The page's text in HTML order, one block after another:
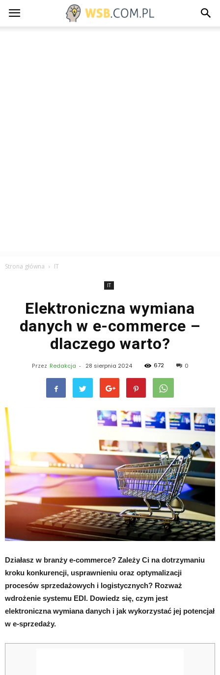
Strona główna IT
IT
Elektroniczna wymiana
danych w e-commerce –
dlaczego warto?
Przez Redakcja - 28 sierpnia 2024 672 0
Działasz w branży e-commerce? Zależy Ci na dotrzymaniu
kroku konkurencji, usprawnieniu oraz optymalizacji
procesów sprzedażowych i logistycznych? Rozważ
wdrożenie systemu EDI. Dowiedz się, czym jest
elektroniczna wymiana danych i jak wykorzystać jej potencjał
w e-sprzedaży.